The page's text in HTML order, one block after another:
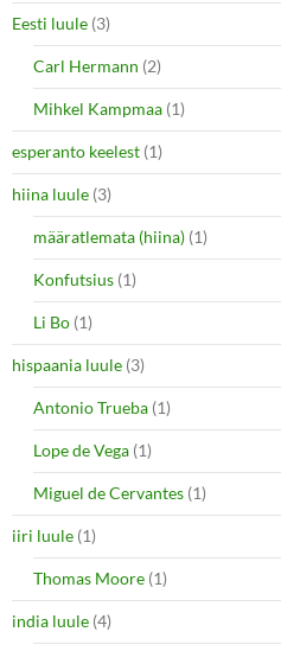
Eesti luule (3)
Carl Hermann (2)
Mihkel Kampmaa (1)
esperanto keelest (1)
hiina luule (3)
määratlemata (hiina) (1)
Konfutsius (1)
Li Bo (1)
hispaania luule (3)
Antonio Trueba (1)
Lope de Vega (1)
Miguel de Cervantes (1)
iiri luule (1)
Thomas Moore (1)
india luule (4)